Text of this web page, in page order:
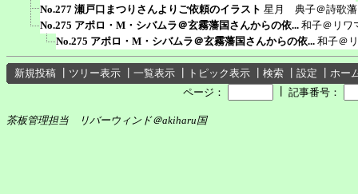
No.277 瀬戸口まつりさんよりご依頼のイラスト 星月 典子＠詩歌
No.275 アポロ・M・シバムラ＠玄霧藩国さんからの依... 和子＠リワ
No.275 アポロ・M・シバムラ＠玄霧藩国さんからの依... 和子＠
新規投稿 ツリー表示 一覧表示 トピック表示 検索 設定
ホー
ページ：
記事番号：
茶板管理担当 リバーウィンド＠akiharu国